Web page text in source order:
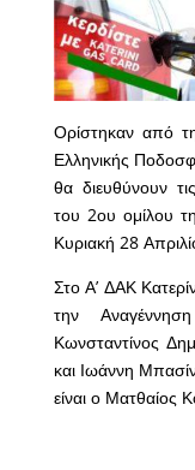
Ορίστηκαν από
Ελληνικής
θα διευθύνουν
του 2ου ομίλου
Κυριακή 28
Στο Α’ ΔΑΚ
την
Κωνσταντίνος
και Ιωάννη
είναι ο Ματθαίος